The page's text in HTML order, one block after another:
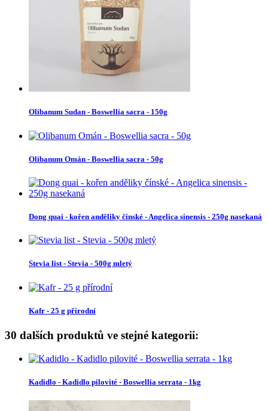
Olibanum Sudan - Boswellia sacra - 150g
Olibanum Omán - Boswellia sacra - 50g
Dong quai - kořen anděliky čínské - Angelica sinensis - 250g nasekaná
Stevia list - Stevia - 500g mletý
Kafr - 25 g přírodní
30 dalších produktů ve stejné kategorii:
Kadidlo - Kadidlo pilovité - Boswellia serrata - 1kg